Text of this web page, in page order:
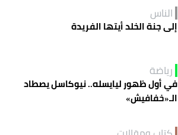
الناس
إلى جنة الخلد أيتها الفريدة
رياضة
في أول ظهور ليايسله.. نيوكاسل يصطاد
الـ«خفافيش»